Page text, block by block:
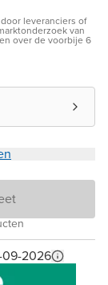
leveranciers of
van
over de voorbije 6
2026